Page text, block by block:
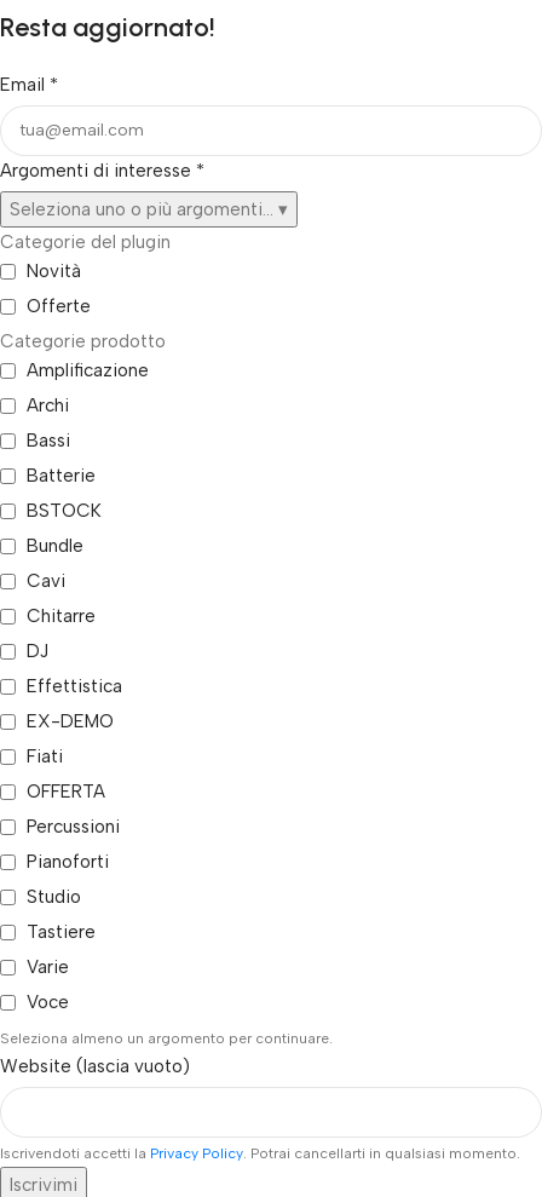
Resta aggiornato!
Email *
Argomenti di interesse *
Seleziona uno o più argomenti...
▾
Categorie del plugin
Novità
Offerte
Categorie prodotto
Amplificazione
Archi
Bassi
Batterie
BSTOCK
Bundle
Cavi
Chitarre
DJ
Effettistica
EX-DEMO
Fiati
OFFERTA
Percussioni
Pianoforti
Studio
Tastiere
Varie
Voce
Seleziona almeno un argomento per continuare.
Website (lascia vuoto)
Iscrivendoti accetti la Privacy Policy . Potrai cancellarti in qualsiasi momento.
Iscrivimi